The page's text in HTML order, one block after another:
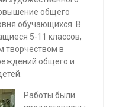
общего
обучающихся. В
5-11 классов,
творчеством в
общего и
Работы были